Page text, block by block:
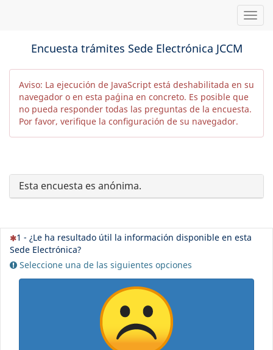
Encuesta trámites Sede Electrónica JCCM
Aviso: La ejecución de JavaScript está deshabilitada en su
navegador o en esta paǵina en concreto. Es posible que
no pueda responder todas las preguntas de la encuesta.
Por favor, verifique la configuración de su navegador.
Esta encuesta es anónima.
(Esta
pregunta
es
1 - ¿Le ha resultado útil la información disponible en esta
Sede Electrónica?
Seleccione una de las siguientes opciones